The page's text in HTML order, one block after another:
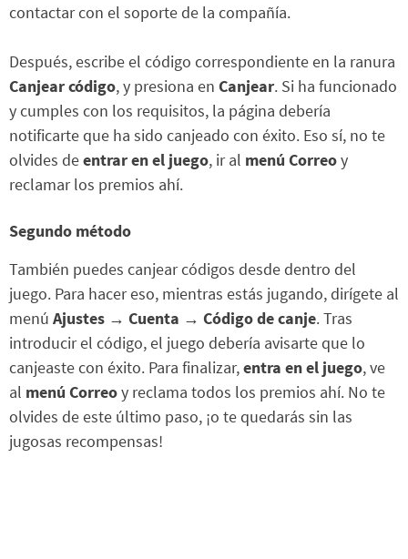
contactar con el soporte de la compañía.
Después, escribe el código correspondiente en la ranura
Canjear código, y presiona en Canjear. Si ha funcionado
y cumples con los requisitos, la página debería
notificarte que ha sido canjeado con éxito. Eso sí, no te
olvides deentrar en el juego, ir al menú Correoy
reclamar los premios ahí.
Segundo método
También puedes canjear códigos desde dentro del
juego. Para hacer eso, mientras estás jugando, dirígete al
menú Ajustes → Cuenta → Código de canje. Tras
introducir el código, el juego debería avisarte que lo
canjeaste con éxito. Para finalizar,entra en el juego, ve
al menú Correoy reclama todos los premios ahí. No te
olvides de este último paso, ¡o te quedarás sin las
jugosas recompensas!